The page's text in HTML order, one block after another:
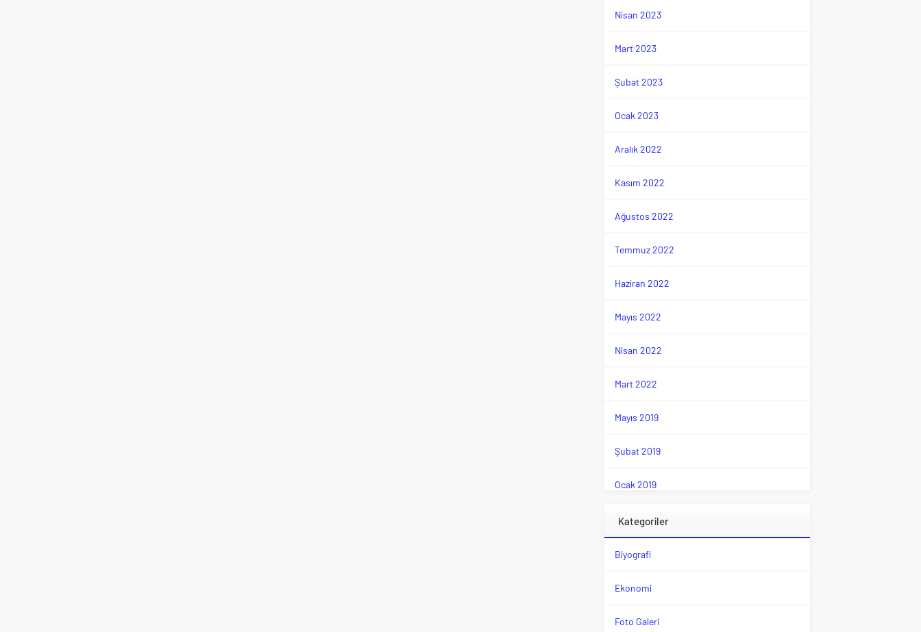
Nisan 2023
Mart 2023
Şubat 2023
Ocak 2023
Aralık 2022
Kasım 2022
Ağustos 2022
Temmuz 2022
Haziran 2022
Mayıs 2022
Nisan 2022
Mart 2022
Mayıs 2019
Şubat 2019
Ocak 2019
Kategoriler
Biyografi
Ekonomi
Foto Galeri